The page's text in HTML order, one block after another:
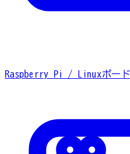
Raspberry Pi / Linuxボード